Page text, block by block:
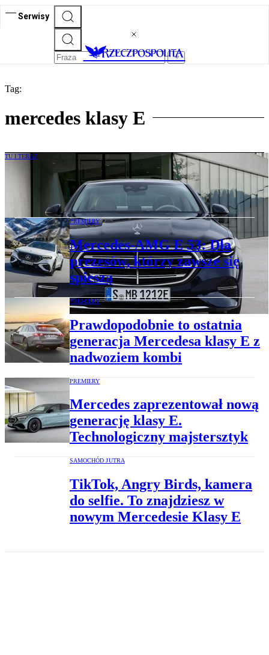
Serwisy
Tag:
mercedes klasy E
TU I TERAZ
W Turcji za Mercedesa zapłacisz prawie
trzy razy więcej niż w Polsce
PREMIERY
Mercedes-AMG E 53: Dla
prezesów, którzy zawsze się
spieszą
PREMIERY
Prawdopodobnie to ostatnia
generacja Mercedesa klasy E z
nadwoziem kombi
PREMIERY
Mercedes zaprezentował nową
generację klasy E.
Technologiczny majstersztyk
SAMOCHÓD JUTRA
TikTok, Angry Birds, kamera
do selfie. To znajdziesz w
nowym Mercedesie Klasy E